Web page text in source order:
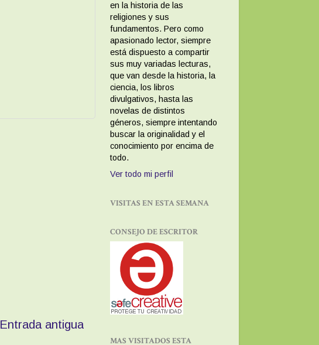
Entrada antigua
en la historia de las
religiones y sus
fundamentos. Pero como
apasionado lector, siempre
está dispuesto a compartir
sus muy variadas lecturas,
que van desde la historia, la
ciencia, los libros
divulgativos, hasta las
novelas de distintos
géneros, siempre intentando
buscar la originalidad y el
conocimiento por encima de
todo.
Ver todo mi perfil
VISITAS EN ESTA SEMANA
CONSEJO DE ESCRITOR
MAS VISITADOS ESTA